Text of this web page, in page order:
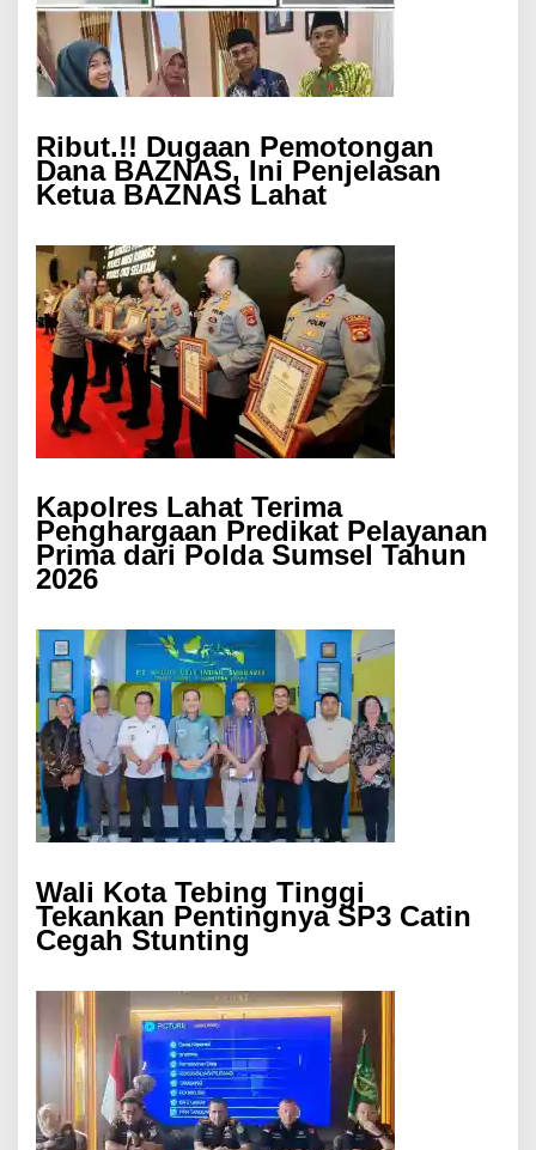
Ribut.!! Dugaan Pemotongan
Dana BAZNAS, Ini Penjelasan
Ketua BAZNAS Lahat
Kapolres Lahat Terima
Penghargaan Predikat Pelayanan
Prima dari Polda Sumsel Tahun
2026
Wali Kota Tebing Tinggi
Tekankan Pentingnya SP3 Catin
Cegah Stunting